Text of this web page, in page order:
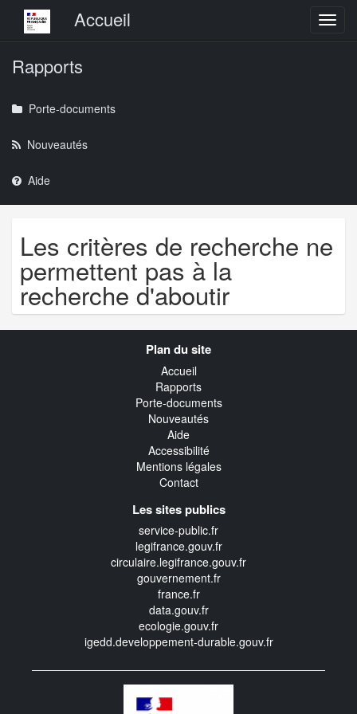
Menu principalAccueil
Rapports
Porte-documents
Nouveautés
Aide
Les critères de recherche ne
permettent pas à la
recherche d'aboutir
Plan du site
Accueil
Rapports
Porte-documents
Nouveautés
Aide
Accessibilité
Mentions légales
Contact
Les sites publics
service-public.fr
legifrance.gouv.fr
circulaire.legifrance.gouv.fr
gouvernement.fr
france.fr
data.gouv.fr
ecologie.gouv.fr
igedd.developpement-durable.gouv.fr